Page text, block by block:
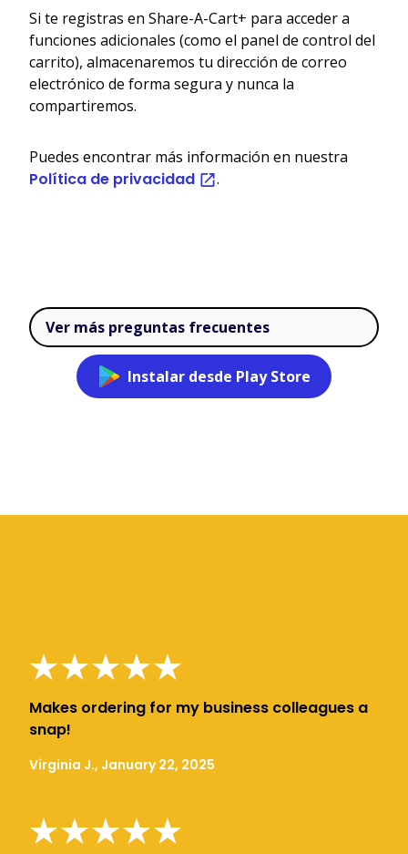
Si te registras en Share-A-Cart+ para acceder a
funciones adicionales (como el panel de control del
carrito), almacenaremos tu dirección de correo
electrónico de forma segura y nunca la
compartiremos.
Puedes encontrar más información en nuestra
Política de privacidad .
Ver más preguntas frecuentes
Instalar desde Play Store
Makes ordering for my business colleagues a
snap!
Virginia J., January 22, 2025